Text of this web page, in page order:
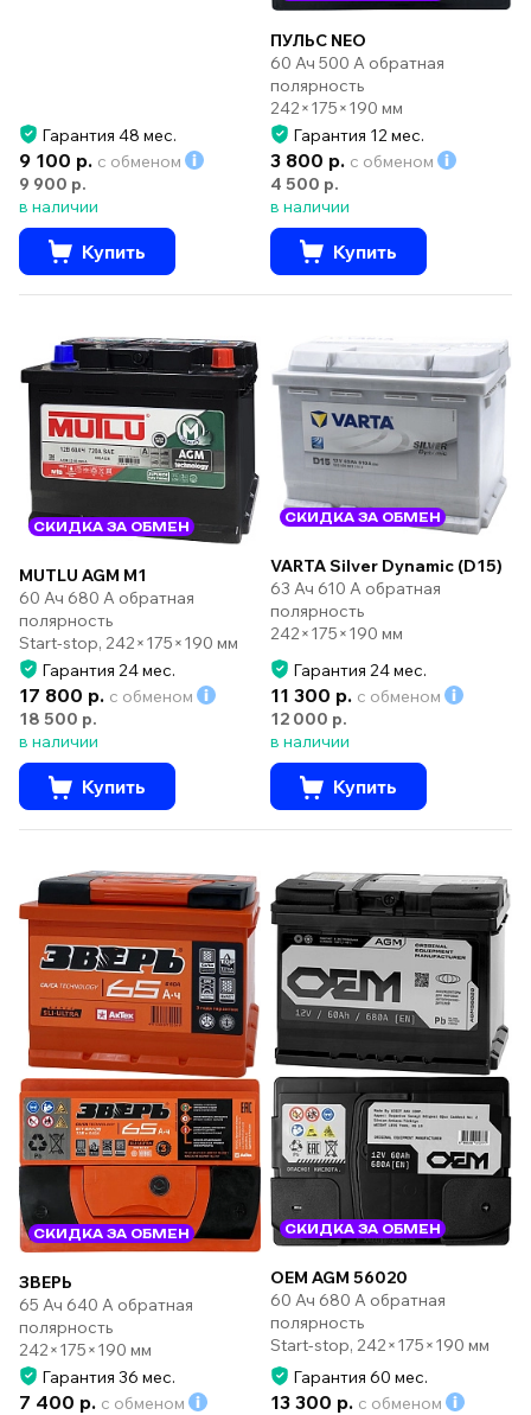
Гарантия 48 мес.
9 100 р. с обменом
9 900 р.
в наличии
Купить
ПУЛЬС NEO
60 Ач 500 А обратная
полярность
242×175×190 мм
Гарантия 12 мес.
3 800 р. с обменом
4 500 р.
в наличии
Купить
СКИДКА ЗА ОБМЕН
MUTLU AGM M1
60 Ач 680 А обратная
полярность
Start-stop, 242×175×190 мм
Гарантия 24 мес.
17 800 р. с обменом
18 500 р.
в наличии
Купить
СКИДКА ЗА ОБМЕН
VARTA Silver Dynamic (D15)
63 Ач 610 А обратная
полярность
242×175×190 мм
Гарантия 24 мес.
11 300 р. с обменом
12 000 р.
в наличии
Купить
СКИДКА ЗА ОБМЕН
ЗВЕРЬ
65 Ач 640 А обратная
полярность
242×175×190 мм
Гарантия 36 мес.
7 400 р. с обменом
СКИДКА ЗА ОБМЕН
OEM AGM 56020
60 Ач 680 А обратная
полярность
Start-stop, 242×175×190 мм
Гарантия 60 мес.
13 300 р. с обменом